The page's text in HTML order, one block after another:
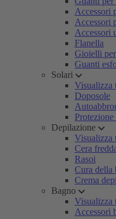
Accessori
Accessori
Accessori
Flanella
Gioielli
Guanti
Solari
Visualizza
Doposole
Protezione
Depilazione
Visualizza
Cera
Rasoi
Cura della
Crema
Bagno
Visualizza
Accessori